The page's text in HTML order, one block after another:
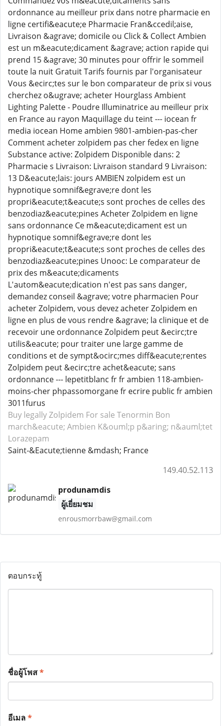
ordonnance au meilleur prix dans notre pharmacie en
ligne certifi&eacute;e Pharmacie Fran&ccedil;aise,
Livraison &agrave; domicile ou Click & Collect Ambien
est un m&eacute;dicament &agrave; action rapide qui
prend 15 &agrave; 30 minutes pour offrir le sommeil
toute la nuit Gratuit Tarifs fournis par l'organisateur
Vous &ecirc;tes sur le bon comparateur de prix si vous
cherchez o&ugrave; acheter Hourglass Ambient
Lighting Palette - Poudre Illuminatrice au meilleur prix
en France au rayon Maquillage du teint --- iocean fr
media iocean Home ambien 9801-ambien-pas-cher
Comment acheter zolpidem pas cher fedex en ligne
Substance active: Zolpidem Disponible dans: 2
Pharmacie s Livraison: Livraison standard 9 Livraison:
13 D&eacute;lais: jours AMBIEN zolpidem est un
hypnotique somnif&egrave;re dont les
propri&eacute;t&eacute;s sont proches de celles des
benzodiaz&eacute;pines Acheter Zolpidem en ligne
sans ordonnance Ce m&eacute;dicament est un
hypnotique somnif&egrave;re dont les
propri&eacute;t&eacute;s sont proches de celles des
benzodiaz&eacute;pines Unooc: Le comparateur de
prix des m&eacute;dicaments
L'autom&eacute;dication n'est pas sans danger,
demandez conseil &agrave; votre pharmacien Pour
acheter Zolpidem, vous devez acheter Zolpidem en
ligne en plus de vous rendre &agrave; la clinique et de
recevoir une ordonnance Zolpidem peut &ecirc;tre
utilis&eacute; pour traiter une large gamme de
conditions et de sympt&ocirc;mes diff&eacute;rentes
Zolpidem peut &ecirc;tre achet&eacute; sans
ordonnance --- lepetitblanc fr fr ambien 118-ambien-
moins-cher phpassomorgane fr ecrire public fr ambien
3011furus
Buy legally Zolpidem For sale Tenormin Bon
march&eacute; Ambien K&ouml;p p&aring; n&auml;tet
Lorazepam
Saint-&Eacute;tienne &mdash; France
149.40.52.113
produnamdis
ผู้เยี่ยมชม
enrousmorrbaw@gmail.com
ตอบกระทู้
ชื่อผู้โพส*
อีเมล*